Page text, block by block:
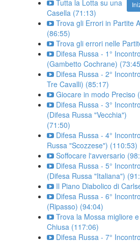
Tutta la Lotta su una
Casella (71:13)
Trova gli Errori in Partite
(86:55)
Trova gli errori nelle
Difesa Russa - 1° Incontro
(Gambetto Cochrane)
Difesa Russa - 2°
Tre Cavalli) (85:17)
Giocare in modo Preciso
Difesa Russa - 3° Incontro
(Difesa Russa "Vecchia")
(71:50)
Difesa Russa - 4°
Russa "Scozzese") (110:53)
Soffocare l'avversario
Difesa Russa - 5° Incontro
(Difesa Russa "Italiana")
Il Piano Diabolico di
Difesa Russa - 6° Incontro
(Ripasso) (94:04)
Trova la Mossa migliore
Chiusa (117:06)
Difesa Russa - 7°